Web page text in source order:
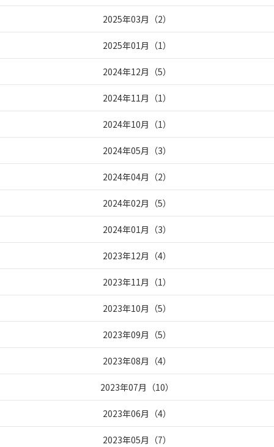
2025年03月 （2）
2025年01月 （1）
2024年12月 （5）
2024年11月 （1）
2024年10月 （1）
2024年05月 （3）
2024年04月 （2）
2024年02月 （5）
2024年01月 （3）
2023年12月 （4）
2023年11月 （1）
2023年10月 （5）
2023年09月 （5）
2023年08月 （4）
2023年07月 （10）
2023年06月 （4）
2023年05月 （7）